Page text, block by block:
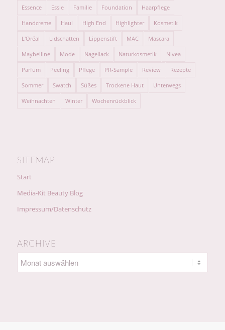
Essence Essie Familie Foundation Haarpflege
Handcreme Haul High End Highlighter Kosmetik
L'Oréal Lidschatten Lippenstift MAC Mascara
Maybelline Mode Nagellack Naturkosmetik Nivea
Parfum Peeling Pflege PR-Sample Review Rezepte
Sommer Swatch Süßes Trockene Haut Unterwegs
Weihnachten Winter Wochenrückblick
SITEMAP
Start
Media-Kit Beauty Blog
Impressum/Datenschutz
ARCHIVE